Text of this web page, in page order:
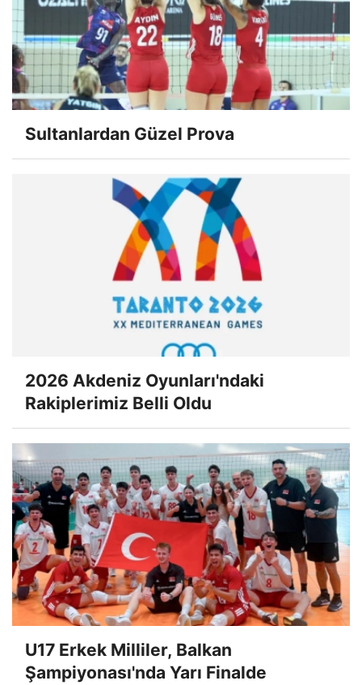
Sultanlardan Güzel Prova
2026 Akdeniz Oyunları'ndaki
Rakiplerimiz Belli Oldu
U17 Erkek Milliler, Balkan
Şampiyonası'nda Yarı Finalde